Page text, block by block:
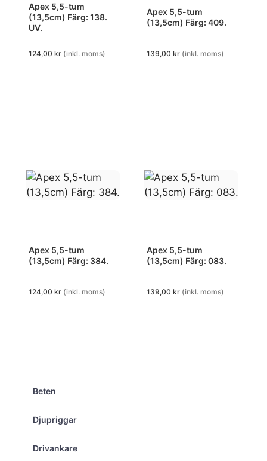
Apex 5,5-tum
(13,5cm) Färg: 138.
UV.
124,00 kr (inkl. moms)
Apex 5,5-tum
(13,5cm) Färg: 409.
139,00 kr (inkl. moms)
Apex 5,5-tum
(13,5cm) Färg: 384.
124,00 kr (inkl. moms)
Apex 5,5-tum
(13,5cm) Färg: 083.
139,00 kr (inkl. moms)
Beten
Djupriggar
Drivankare